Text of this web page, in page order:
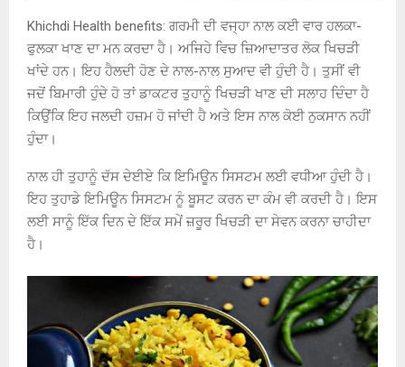
Khichdi Health benefits: ਗਰਮੀ ਦੀ ਵਜ੍ਹਾ ਨਾਲ ਕਈ ਵਾਰ ਹਲਕਾ-
ਫੁਲਕਾ ਖਾਣ ਦਾ ਮਨ ਕਰਦਾ ਹੈ। ਅਜਿਹੇ ਵਿਚ ਜ਼ਿਆਦਾਤਰ ਲੋਕ ਖਿਚੜੀ
ਖਾਂਦੇ ਹਨ। ਇਹ ਹੈਲਦੀ ਹੋਣ ਦੇ ਨਾਲ-ਨਾਲ ਸੁਆਦ ਵੀ ਹੁੰਦੀ ਹੈ। ਤੁਸੀਂ ਵੀ
ਜਦੋਂ ਬਿਮਾਰੀ ਹੁੰਦੇ ਹੋ ਤਾਂ ਡਾਕਟਰ ਤੁਹਾਨੂੰ ਖਿਚੜੀ ਖਾਣ ਦੀ ਸਲਾਹ ਦਿੰਦਾ ਹੈ
ਕਿਉਂਕਿ ਇਹ ਜਲਦੀ ਹਜ਼ਮ ਹੋ ਜਾਂਦੀ ਹੈ ਅਤੇ ਇਸ ਨਾਲ ਕੋਈ ਨੁਕਸਾਨ ਨਹੀਂ
ਹੁੰਦਾ।
ਨਾਲ ਹੀ ਤੁਹਾਨੂੰ ਦੱਸ ਦੇਈਏ ਕਿ ਇਮਿਊਨ ਸਿਸਟਮ ਲਈ ਵਧੀਆ ਹੁੰਦੀ ਹੈ।
ਇਹ ਤੁਹਾਡੇ ਇਮਿਊਨ ਸਿਸਟਮ ਨੂੰ ਬੂਸਟ ਕਰਨ ਦਾ ਕੰਮ ਵੀ ਕਰਦੀ ਹੈ। ਇਸ
ਲਈ ਸਾਨੂੰ ਇੱਕ ਦਿਨ ਦੇ ਇੱਕ ਸਮੇਂ ਜ਼ਰੂਰ ਖਿਚੜੀ ਦਾ ਸੇਵਨ ਕਰਨਾ ਚਾਹੀਦਾ
ਹੈ।